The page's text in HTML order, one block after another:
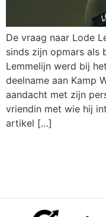
De vraag naar Lode
sinds zijn opmars als
Lemmelijn werd bij
deelname aan Kamp
aandacht met zijn
vriendin met wie hij
artikel […]